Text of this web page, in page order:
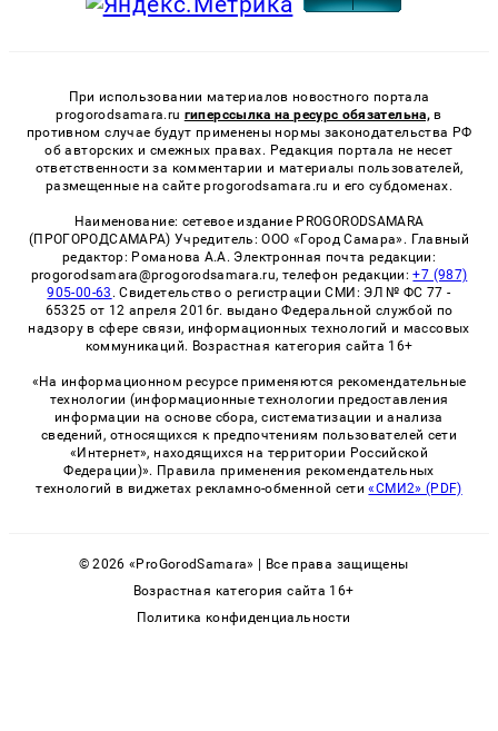
При использовании материалов новостного портала
progorodsamara.ru гиперссылка на ресурс обязательна, в
противном случае будут применены нормы законодательства РФ
об авторских и смежных правах. Редакция портала не несет
ответственности за комментарии и материалы пользователей,
размещенные на сайте progorodsamara.ru и его субдоменах.
Наименование: сетевое издание PROGORODSAMARA
(ПРОГОРОДСАМАРА) Учредитель: ООО «Город Самара». Главный
редактор: Романова А.А. Электронная почта редакции:
progorodsamara@progorodsamara.ru, телефон редакции:+7 (987)
905-00-63 . Свидетельство о регистрации СМИ: ЭЛ № ФС 77 -
65325 от 12 апреля 2016г. выдано Федеральной службой по
надзору в сфере связи, информационных технологий и массовых
коммуникаций. Возрастная категория сайта 16+
«На информационном ресурсе применяются рекомендательные
технологии (информационные технологии предоставления
информации на основе сбора, систематизации и анализа
сведений, относящихся к предпочтениям пользователей сети
«Интернет», находящихся на территории Российской
Федерации)». Правила применения рекомендательных
технологий в виджетах рекламно-обменной сети«СМИ2» (PDF)
© 2026 «ProGorodSamara» | Все права защищены
Возрастная категория сайта 16+
Политика конфиденциальности